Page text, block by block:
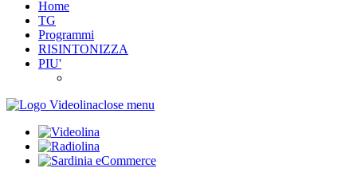
Home
TG
Programmi
RISINTONIZZA
PIU'
close menu